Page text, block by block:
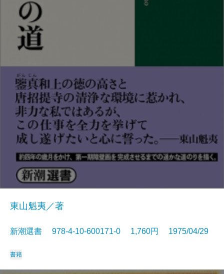
東山魁夷／著
新潮選書 978-4-10-600171-0 1,760円 1975/04/29
書籍